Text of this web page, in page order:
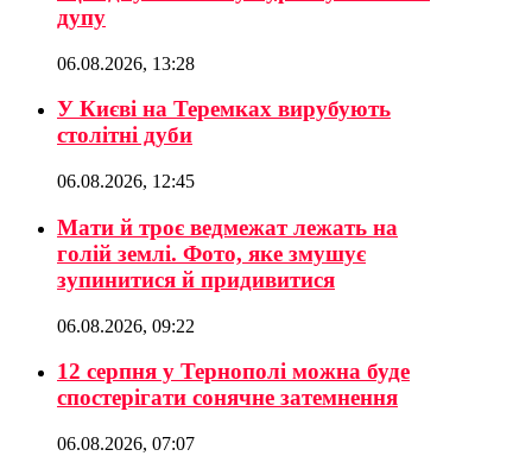
дупу
06.08.2026, 13:28
У Києві на Теремках вирубують
столітні дуби
06.08.2026, 12:45
Мати й троє ведмежат лежать на
голій землі. Фото, яке змушує
зупинитися й придивитися
06.08.2026, 09:22
12 серпня у Тернополі можна буде
спостерігати сонячне затемнення
06.08.2026, 07:07